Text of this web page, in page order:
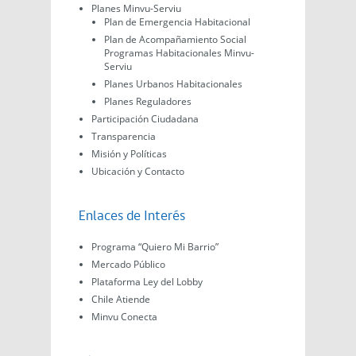
Planes Minvu-Serviu
Plan de Emergencia Habitacional
Plan de Acompañamiento Social
Programas Habitacionales Minvu-
Serviu
Planes Urbanos Habitacionales
Planes Reguladores
Participación Ciudadana
Transparencia
Misión y Políticas
Ubicación y Contacto
Enlaces de Interés
Programa “Quiero Mi Barrio”
Mercado Público
Plataforma Ley del Lobby
Chile Atiende
Minvu Conecta